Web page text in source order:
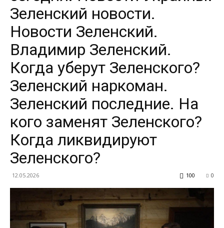
Зеленский новости.
Новости Зеленский.
Владимир Зеленский.
Когда уберут Зеленского?
Зеленский наркоман.
Зеленский последние. На
кого заменят Зеленского?
Когда ликвидируют
Зеленского?
12.05.2026 0
100